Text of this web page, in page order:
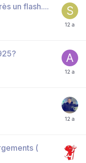
un flash....
(